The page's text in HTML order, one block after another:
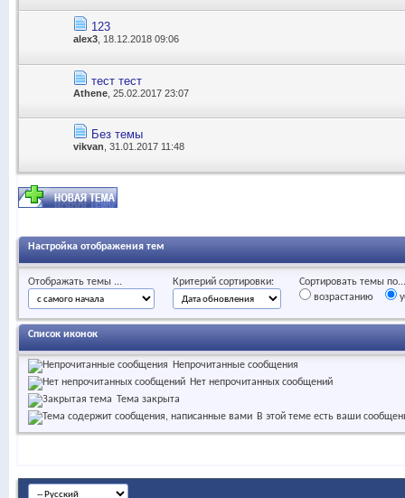
123
alex3 , 18.12.2018 09:06
тест тест
Athene , 25.02.2017 23:07
Без темы
vikvan , 31.01.2017 11:48
Настройка отображения тем
Отображать темы ... Критерий сортировки:
Сортировать темы по...
возрастанию
Список иконок
Непрочитанные сообщения
Нет непрочитанных сообщений
Тема закрыта
В этой теме есть ваши